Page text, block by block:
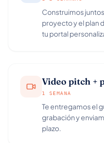
Construimos
proyecto y el plan
tu portal
Video pitch +
1 SEMANA
Te entregamos el
grabación y
plazo.